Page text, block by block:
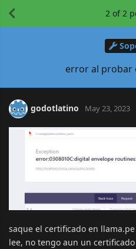
error al probar
2 of2
godotlatino May 23, 2023
saque el certificado en
lee, no tengo aun un